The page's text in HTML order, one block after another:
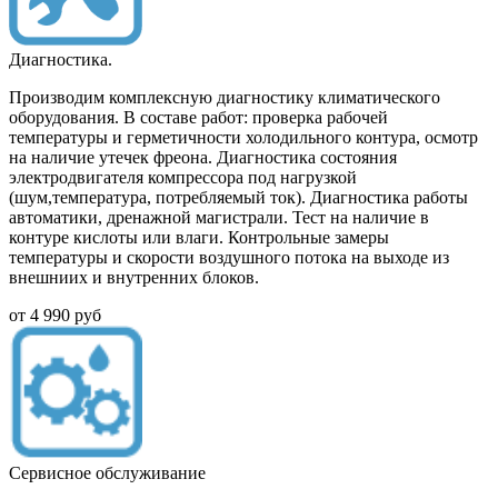
Диагностика.
Производим комплексную диагностику климатического
оборудования. В составе работ: проверка рабочей
температуры и герметичности холодильного контура, осмотр
на наличие утечек фреона. Диагностика состояния
электродвигателя компрессора под нагрузкой
(шум,температура, потребляемый ток). Диагностика работы
автоматики, дренажной магистрали. Тест на наличие в
контуре кислоты или влаги. Контрольные замеры
температуры и скорости воздушного потока на выходе из
внешниих и внутренних блоков.
от 4 990 руб
Сервисное обслуживание